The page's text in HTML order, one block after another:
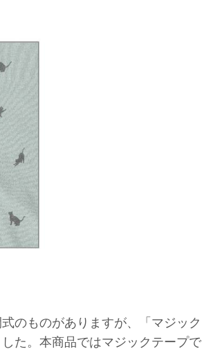
のものがありますが、「マジック
た。本商品ではマジックテープで